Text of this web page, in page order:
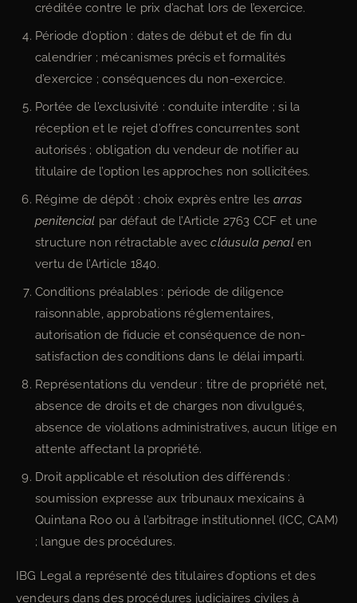
créditée contre le prix d’achat lors de l’exercice.
Période d’option : dates de début et de fin du
calendrier ; mécanismes précis et formalités
d’exercice ; conséquences du non-exercice.
Portée de l’exclusivité : conduite interdite ; si la
réception et le rejet d’offres concurrentes sont
autorisés ; obligation du vendeur de notifier au
titulaire de l’option les approches non sollicitées.
Régime de dépôt : choix exprès entre les arras
penitencial par défaut de l’Article 2763 CCF et une
structure non rétractable aveccláusula penalen
vertu de l’Article 1840.
Conditions préalables : période de diligence
raisonnable, approbations réglementaires,
autorisation de fiducie et conséquence de non-
satisfaction des conditions dans le délai imparti.
Représentations du vendeur : titre de propriété net,
absence de droits et de charges non divulgués,
absence de violations administratives, aucun litige en
attente affectant la propriété.
Droit applicable et résolution des différends :
soumission expresse aux tribunaux mexicains à
Quintana Roo ou à l’arbitrage institutionnel (ICC, CAM)
; langue des procédures.
IBG Legal a représenté des titulaires d’options et des
vendeurs dans des procédures judiciaires civiles à